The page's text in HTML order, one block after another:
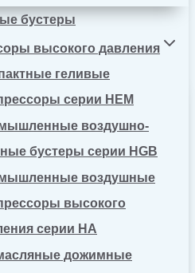
бустеры
высокого давления
геливые
серии HEM
воздушно-
бустеры серии HGB
воздушные
высокого
серии HA
дожимные